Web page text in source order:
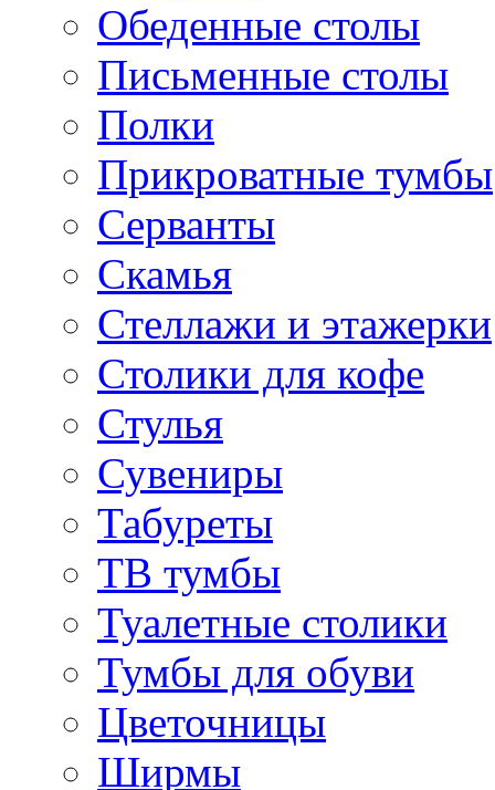
Обеденные столы
Письменные столы
Полки
Прикроватные тумбы
Серванты
Скамья
Стеллажи и этажерки
Столики для кофе
Стулья
Сувениры
Табуреты
ТВ тумбы
Туалетные столики
Тумбы для обуви
Цветочницы
Ширмы